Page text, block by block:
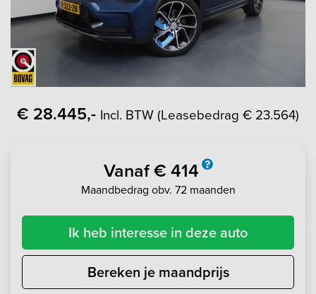
€ 28.445,- Incl. BTW (Leasebedrag € 23.564)
Vanaf € 414
Maandbedrag obv. 72 maanden
Ik heb interesse in deze auto
Bereken je maandprijs